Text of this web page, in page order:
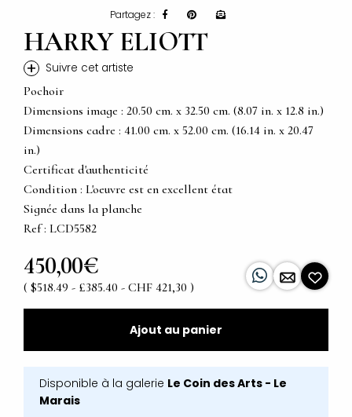
Partagez :
HARRY ELIOTT
+ Suivre cet artiste
Pochoir
Dimensions image : 20.50 cm. x 32.50 cm. (8.07 in. x 12.8 in.)
Dimensions cadre : 41.00 cm. x 52.00 cm. (16.14 in. x 20.47
in.)
Certificat d'authenticité
Condition : L'oeuvre est en excellent état
Signée dans la planche
Ref : LCD5582
450,00€
( $518.49 - £385.40 - CHF 421,30 )
Ajout au panier
Disponible à la galerie Le Coin des Arts - Le
Marais